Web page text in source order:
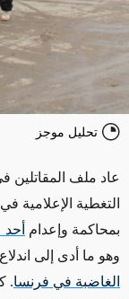
تحليل موجز
عاد ملف المقاتلين
التغطية الإعلامية
بمحاكمة وإعدامأحد
وهو ما أدى إلى اندلاع
الغاضبة في فرنسا.